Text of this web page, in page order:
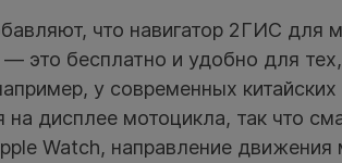
что навигатор 2ГИС для
это бесплатно и удобно для
у современных
на дисплее мотоцикла, так что
Watch, направление